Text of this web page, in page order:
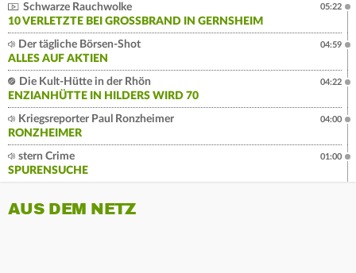
Schwarze Rauchwolke
10 VERLETZTE BEI GROSSBRAND IN GERNSHEIM
05:22
Der tägliche Börsen-Shot
ALLES AUF AKTIEN
04:59
Die Kult-Hütte in der Rhön
ENZIANHÜTTE IN HILDERS WIRD 70
04:22
Kriegsreporter Paul Ronzheimer
RONZHEIMER
04:00
stern Crime
SPURENSUCHE
01:00
AUS DEM NETZ